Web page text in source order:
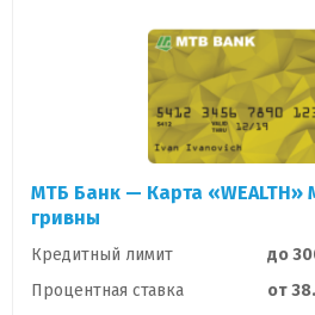
МТБ Банк — Карта «WEALTH»
гривны
Кредитный лимит
до
Процентная ставка
от